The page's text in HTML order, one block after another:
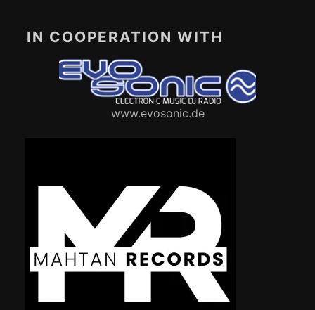
IN COOPERATION WITH
www.evosonic.de